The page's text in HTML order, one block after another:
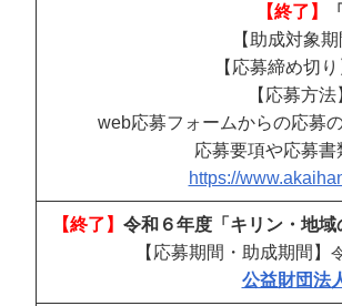
【終了】
【助成対象
【応募締め切
【応募方
web応募フォームからの応募
応募要項や応募
https://
【終了】 令和６年度「キリン・地
【応募期間・助成期間】
公益財団法